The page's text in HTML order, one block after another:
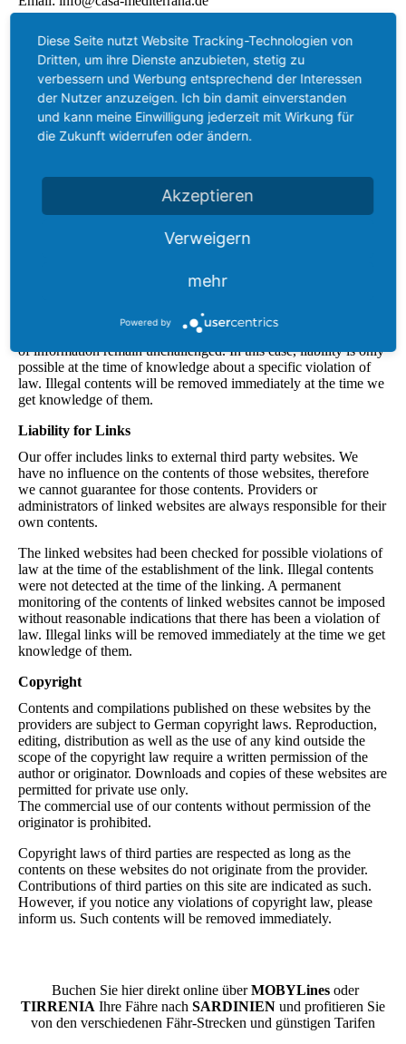
VAT Id number according to Sec. 27 a German Value Added
Tax Act:
DE305546937
Dispute resolution
websites according to Sec. 7, paragraph 1 German Telemedia
permanently monitor submitted or stored information or to
Legal obligations to removing information or to blocking the use
of information remain unchallenged. In this case, liability is only
possible at the time of knowledge about a specific violation of
law. Illegal contents will be removed immediately at the time we
get knowledge of them.
Liability for Links
Our offer includes links to external third party websites. We
have no influence on the contents of those websites, therefore
we cannot guarantee for those contents. Providers or
administrators of linked websites are always responsible for their
own contents.
The linked websites had been checked for possible violations of
law at the time of the establishment of the link. Illegal contents
were not detected at the time of the linking. A permanent
monitoring of the contents of linked websites cannot be imposed
without reasonable indications that there has been a violation of
law. Illegal links will be removed immediately at the time we get
knowledge of them.
Copyright
Contents and compilations published on these websites by the
providers are subject to German copyright laws. Reproduction,
editing, distribution as well as the use of any kind outside the
scope of the copyright law require a written permission of the
author or originator. Downloads and copies of these websites are
permitted for private use only.
The commercial use of our contents without permission of the
originator is prohibited.
Copyright laws of third parties are respected as long as the
contents on these websites do not originate from the provider.
Contributions of third parties on this site are indicated as such.
However, if you notice any violations of copyright law, please
inform us. Such contents will be removed immediately.
Buchen Sie hier direkt online überMOBYLines oder
TIRRENIA Ihre Fähre nach SARDINIEN und profitieren Sie
von den verschiedenen Fähr-Strecken und günstigen Tarifen
Diese Seite nutzt Website Tracking-Technologien von
Dritten, um ihre Dienste anzubieten, stetig zu
verbessern und Werbung entsprechend der Interessen
der Nutzer anzuzeigen. Ich bin damit einverstanden
und kann meine Einwilligung jederzeit mit Wirkung für
die Zukunft widerrufen oder ändern.
Akzeptieren
Verweigern
mehr
Powered by